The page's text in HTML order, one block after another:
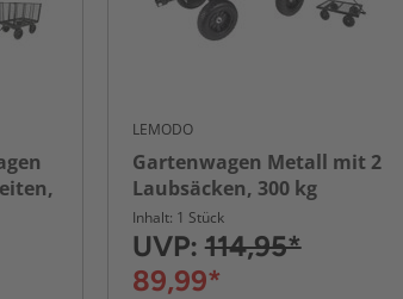
LEMODO
Gartenwagen Metall mit 2
Laubsäcken, 300 kg
belastbar, Gartenarbeit
Inhalt: 1 Stück
UVP: 114,95*
89,99*